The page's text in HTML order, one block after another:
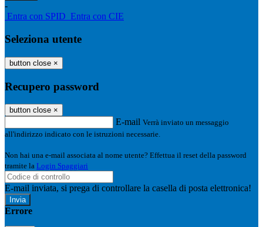
-
Entra con SPID Entra con CIE
Seleziona utente
button close ×
Recupero password
button close ×
E-mail Verrà inviato un messaggio
all'indirizzo indicato con le istruzioni necessarie.
Non hai una e-mail associata al nome utente? Effettua il reset della password
tramite la Login Spaggiari
E-mail inviata, si prega di controllare la casella di posta elettronica!
Errore